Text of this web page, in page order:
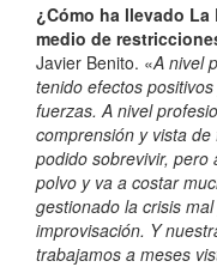
¿Cómo ha llevado
medio de
Javier Benito. «A nivel
tenido efectos
fuerzas. A nivel
comprensión y vista
podido sobrevivir,
polvo y va a costar
gestionado la crisis
improvisación. Y
trabajamos a meses